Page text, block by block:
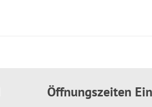
Öffnungszeiten